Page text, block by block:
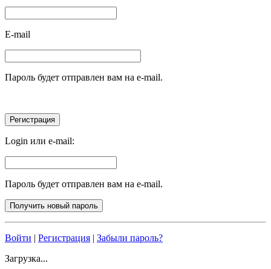
E-mail
Пароль будет отправлен вам на e-mail.
Login или e-mail:
Пароль будет отправлен вам на e-mail.
Войти | Регистрация | Забыли пароль?
Загрузка...